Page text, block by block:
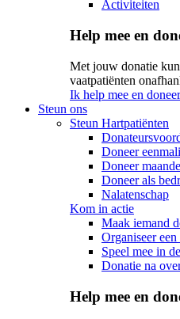
Activiteiten
Help mee en
Met jouw donatie
vaatpatiënten
Ik help mee en doneer
Steun ons
Steun Hartpatiënten
Doneer
Doneer
Doneer als
Nalatenschap
Kom in actie
Maak iemand
Organiseer een
Speel mee in
Donatie na
Help mee en